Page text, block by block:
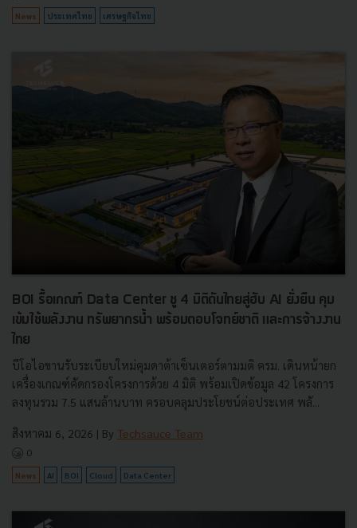
News ประเทศไทย เศรษฐกิจไทย
BOI รื้อเกณฑ์ Data Center ชู 4 มิติดันไทยสู่ฮับ AI ยั่งยืน คุม
เข้มใช้พลังงาน ทรัพยากรน้ำ พร้อมตอบโจทย์ชาติ และการจ้างงาน
ไทย
บีโอไอขานรับระเบียบใหม่คุมดาต้าเซ็นเตอร์ตามมติ ครม. เดินหน้ายก
เครื่องเกณฑ์คัดกรองโครงการด้วย 4 มิติ พร้อมเปิดข้อมูล 42 โครงการ
ลงทุนรวม 7.5 แสนล้านบาท ครอบคลุมประโยชน์ต่อประเทศ พลั...
สิงหาคม 6, 2026 | By Techsauce Team
0
News AI BOI Cloud Data Center